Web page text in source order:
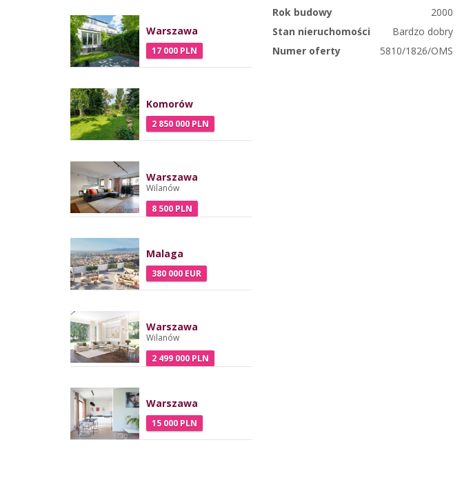
Warszawa
17 000 PLN
Komorów
2 850 000 PLN
Warszawa
Wilanów
8 500 PLN
Malaga
380 000 EUR
Warszawa
Wilanów
2 499 000 PLN
Warszawa
15 000 PLN
Rok budowy
2000
Stan nieruchomości
Bardzo dobry
Numer oferty
5810/1826/OMS